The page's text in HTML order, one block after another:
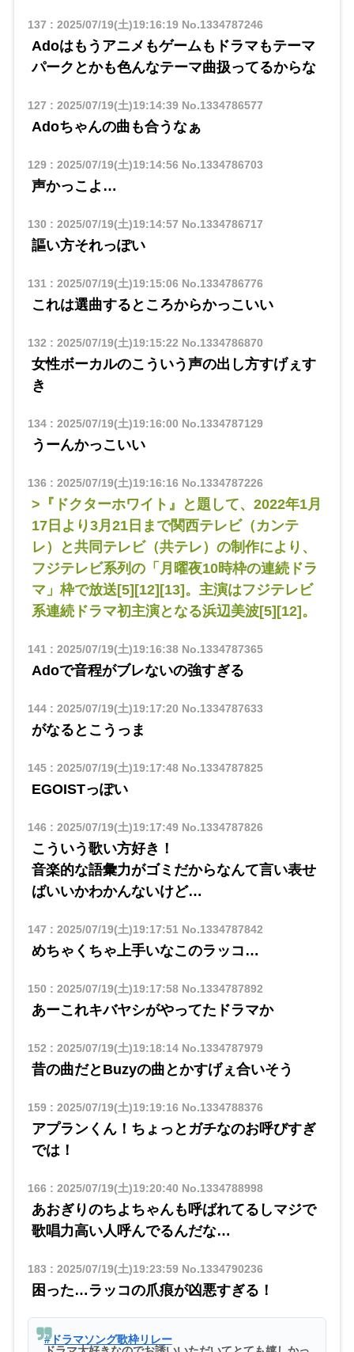
137 : 2025/07/19(土)19:16:19No.1334787246
Adoはもうアニメもゲームもドラマもテーマ
パークとかも色んなテーマ曲扱ってるからな
127 : 2025/07/19(土)19:14:39No.1334786577
Adoちゃんの曲も合うなぁ
129: 2025/07/19(土)19:14:56 No.1334786703
声かっこよ…
130 : 2025/07/19(土)19:14:57 No.1334786717
謳い方それっぽい
131: 2025/07/19(土)19:15:06 No.1334786776
これは選曲するところからかっこいい
132 : 2025/07/19(土)19:15:22 No.1334786870
女性ボーカルのこういう声の出し方すげぇす
き
134: 2025/07/19(土)19:16:00 No.1334787129
うーんかっこいい
136 : 2025/07/19(土)19:16:16 No.1334787226
>『ドクターホワイト』と題して、2022年1月
17日より3月21日まで関西テレビ（カンテ
レ）と共同テレビ（共テレ）の制作により、
フジテレビ系列の「月曜夜10時枠の連続ドラ
マ」枠で放送[5][12][13]。主演はフジテレビ
系連続ドラマ初主演となる浜辺美波[5][12]。
141: 2025/07/19(土)19:16:38No.1334787365
Adoで音程がブレないの強すぎる
144: 2025/07/19(土)19:17:20 No.1334787633
がなるとこうっま
145: 2025/07/19(土)19:17:48No.1334787825
EGOISTっぽい
146 : 2025/07/19(土)19:17:49No.1334787826
こういう歌い方好き！
音楽的な語彙力がゴミだからなんて言い表せ
ばいいかわかんないけど…
147 : 2025/07/19(土)19:17:51No.1334787842
めちゃくちゃ上手いなこのラッコ…
150 : 2025/07/19(土)19:17:58No.1334787892
あーこれキバヤシがやってたドラマか
152 : 2025/07/19(土)19:18:14No.1334787979
昔の曲だとBuzyの曲とかすげぇ合いそう
159: 2025/07/19(土)19:19:16 No.1334788376
アプランくん！ちょっとガチなのお呼びすぎ
では！
166 : 2025/07/19(土)19:20:40 No.1334788998
あおぎりのちよちゃんも呼ばれてるしマジで
歌唱力高い人呼んでるんだな…
183 : 2025/07/19(土)19:23:59No.1334790236
困った…ラッコの爪痕が凶悪すぎる！
#ドラマソング歌枠リレー